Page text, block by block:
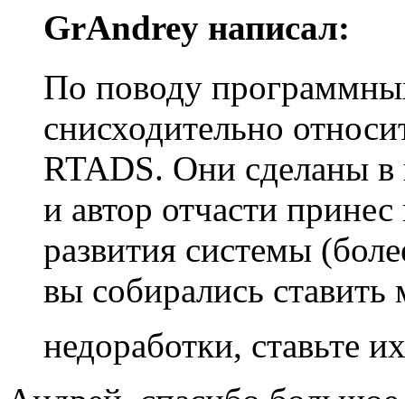
GrAndrey написал:
По поводу
снисходительно
RTADS. Они сделаны
и автор отчасти
развития системы
вы собирались
недоработки, ставьте